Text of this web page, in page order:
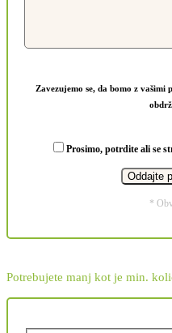
Zavezujemo se, da bomo z
Prosimo, potrdite ali se
*
Potrebujete manj kot je min.